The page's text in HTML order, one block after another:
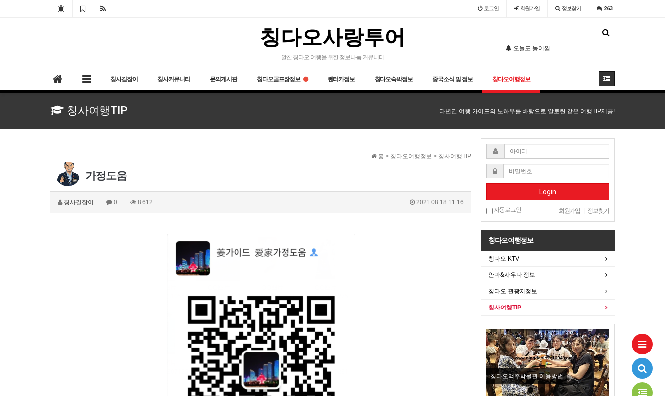
로그인 회원가입 정보찾기 263
칭다오사랑투어
알찬 칭다오 여행을 위한 정보나눔 커뮤니티
소어산 -칭다오관광지 필코스
오늘도 농어찜
오늘도 농어찜
칭사길잡이 칭사커뮤니티 문의게시판 칭다오골프장정보 렌터카정보 칭다오숙박정보 중국소식 및 정보 칭다오여행정보
칭사여행TIP 다년간 여행 가이드의 노하우를 바탕으로 알토란 같은 여행TIP제공!
홈 > 칭다오여행정보 > 칭사여행TIP
가정도움
칭사길잡이 0 8,612 2021.08.18 11:16
Login
자동로그인 회원가입 정보찾기
칭다오여행정보
칭다오 KTV
안마&사우나 정보
칭다오 관광지정보
칭사여행TIP
칭다오맥주박물관 이용방법 오늘도 농어찜